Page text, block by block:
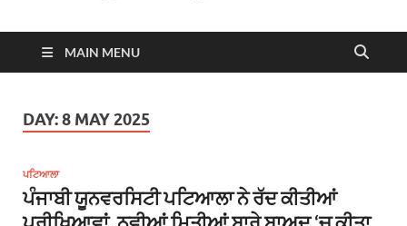
Town
MAIN MENU
DAY:8 MAY 2025
ਪਟਿਆਲਾ
ਪੰਜਾਬੀ ਯੂਨਵਰਸਿਟੀ ਪਟਿਆਲਾ ਨੇ ਰੱਦ ਕੀਤੀਆਂ